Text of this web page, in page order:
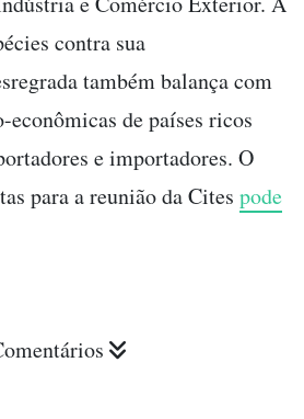
contra sua
também balança com
econômicas de países ricos
e importadores. O
para a reunião da Cites pode